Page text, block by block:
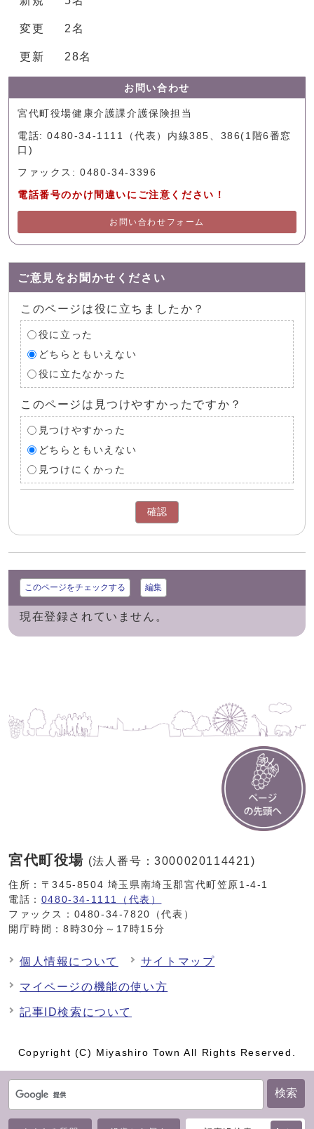
検索
変更 2名
更新 28名
お問い合わせ
宮代町役場健康介護課介護保険担当
電話: 0480-34-1111（代表）内線385、386(1階6番窓
口)
ファックス: 0480-34-3396
電話番号のかけ間違いにご注意ください！
お問い合わせフォーム
ご意見をお聞かせください
このページは役に立ちましたか？
役に立った
どちらともいえない
役に立たなかった
このページは見つけやすかったですか？
見つけやすかった
どちらともいえない
見つけにくかった
確認
このページをチェックする 編集
現在登録されていません。
宮代町役場 (法人番号：3000020114421)
住所：〒345-8504 埼玉県南埼玉郡宮代町笠原1-4-1
電話： 0480-34-1111（代表）
ファックス：0480-34-7820（代表）
開庁時間：8時30分～17時15分
個人情報について サイトマップ
マイページの機能の使い方
記事ID検索について
Copyright (C) Miyashiro Town All Rights Reserved.